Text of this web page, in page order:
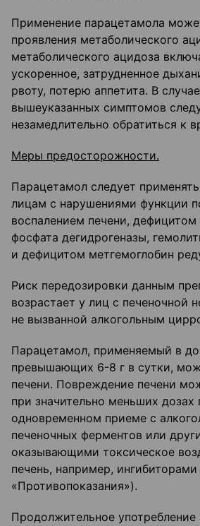
Применение парацетамола
проявления метаболического
метаболического ацидоза
ускоренное, затрудненное
рвоту, потерю аппетита. В
вышеуказанных симптомов
незамедлительно обратиться к
Меры предосторожности.
Парацетамол следует
лицам с нарушениями функции
воспалением печени,
фосфата дегидрогеназы,
и дефицитом метгемоглобин
Риск передозировки данным
возрастает у лиц с печеночной
не вызванной алкогольным
Парацетамол, применяемый в
превышающих 6-8 г в сутки,
печени. Повреждение печени
при значительно меньших дозах
одновременном приеме с
печеночных ферментов или
оказывающими токсическое
печень, например,
«Противопоказания»).
Продолжительное употребление